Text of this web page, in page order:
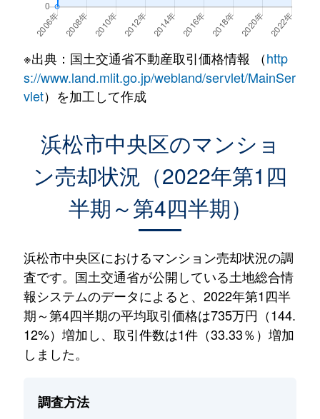
※出典：国土交通省不動産取引価格情報 （http
s://www.land.mlit.go.jp/webland/servlet/MainSer
vlet）を加工して作成
浜松市中央区のマンショ
ン売却状況（2022年第1四
半期～第4四半期）
浜松市中央区におけるマンション売却状況の調
査です。国土交通省が公開している土地総合情
報システムのデータによると、2022年第1四半
期～第4四半期の平均取引価格は735万円（144.
12%）増加し、取引件数は1件（33.33％）増加
しました。
調査方法